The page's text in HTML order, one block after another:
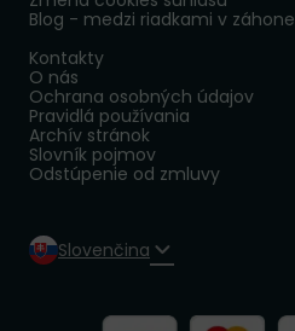
Blog - medzi riadkami v záhone
Kontakty
O nás
Ochrana osobných údajov
Pravidlá používania
Archív stránok
Slovník pojmov
Odstúpenie od zmluvy
Slovenčina